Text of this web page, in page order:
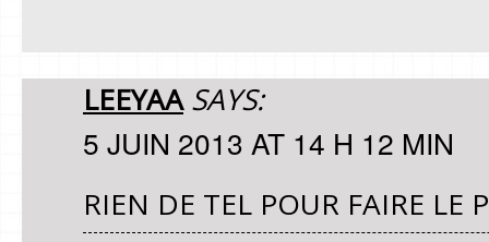
LEEYAA SAYS:
5 JUIN 2013 AT 14 H 12 MIN
RIEN DE TEL POUR FAIRE LE